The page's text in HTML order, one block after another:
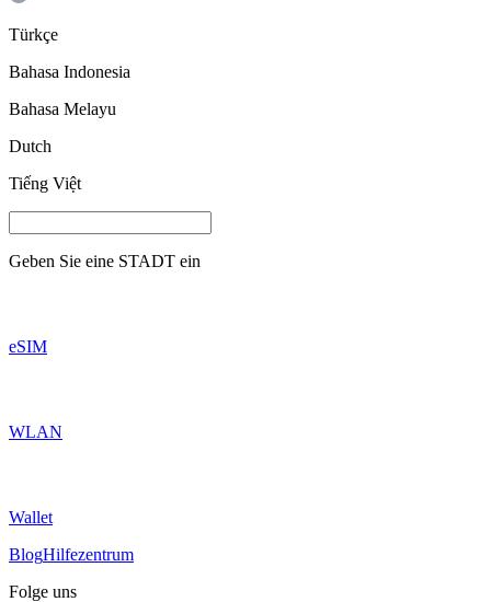
Türkçe
Bahasa Indonesia
Bahasa Melayu
Dutch
Tiếng Việt
Geben Sie eine STADT ein
eSIM
WLAN
Wallet
BlogHilfezentrum
Folge uns